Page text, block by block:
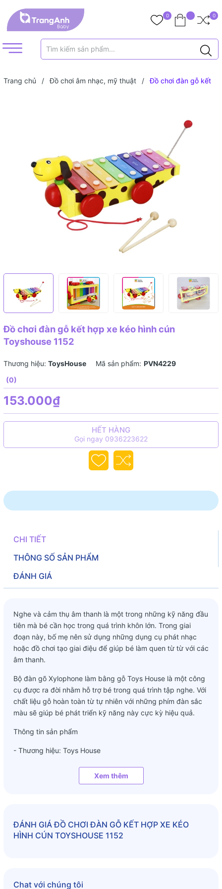
0 0
Trang chủ / Đồ chơi âm nhạc, mỹ thuật /
Đồ chơi đàn gỗ kết
Đồ chơi đàn gỗ kết hợp xe kéo hình cún
Toyshouse 1152
Thương hiệu: ToysHouse Mã sản phẩm: PVN4229
(0)
153.000₫
HẾT HÀNG
Gọi ngay 0936223622
CHI TIẾT
THÔNG SỐ SẢN PHẨM
ĐÁNH GIÁ
Nghe và cảm thụ âm thanh là một trong những kỹ năng đầu
tiên mà bé cần học trong quá trình khôn lớn. Trong giai
đoạn này, bố mẹ nên sử dụng những dụng cụ phát nhạc
hoặc đồ chơi tạo giai điệu để giúp bé làm quen từ từ với các
âm thanh.
Bộ đàn gõ Xylophone làm bằng gỗ Toys House là một công
cụ được ra đời nhằm hỗ trợ bé trong quá trình tập nghe. Với
chất liệu gỗ hoàn toàn từ tự nhiên với những phím đàn sắc
màu sẽ giúp bé phát triển kỹ năng này cực kỳ hiệu quả.
Thông tin sản phẩm
- Thương hiệu: Toys House
- Phân loại sản phẩm: Đồ chơi tiền giáo dục
- Màu sắc: Như hình
- Kích thước sản phẩm: 26*10,5*12 cm
Xem thêm
ĐÁNH GIÁĐỒ CHƠI ĐÀN GỖ KẾT HỢP XE KÉO
HÌNH CÚN TOYSHOUSE 1152
Chat với chúng tôi